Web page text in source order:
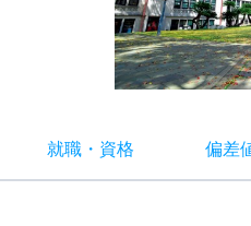
就職・ 資格 偏差